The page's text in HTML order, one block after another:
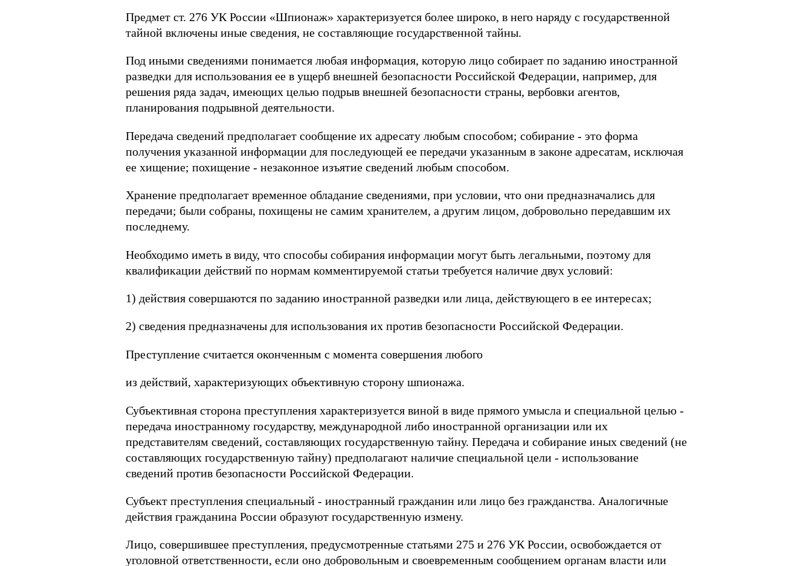
Предмет ст. 276 УК России «Шпионаж» характеризуется более широко, в него наряду с государственной
тайной включены иные сведения, не составляющие государственной тайны.
Под иными сведениями понимается любая информация, которую лицо собирает по заданию иностранной
разведки для использования ее в ущерб внешней безопасности Российской Федерации, например, для
решения ряда задач, имеющих целью подрыв внешней безопасности страны, вербовки агентов,
планирования подрывной деятельности.
Передача сведений предполагает сообщение их адресату любым способом; собирание - это форма
получения указанной информации для последующей ее передачи указанным в законе адресатам, исключая
ее хищение; похищение - незаконное изъятие сведений любым способом.
Хранение предполагает временное обладание сведениями, при условии, что они предназначались для
передачи; были собраны, похищены не самим хранителем, а другим лицом, добровольно передавшим их
последнему.
Необходимо иметь в виду, что способы собирания информации могут быть легальными, поэтому для
квалификации действий по нормам комментируемой статьи требуется наличие двух условий:
1) действия совершаются по заданию иностранной разведки или лица, действующего в ее интересах;
2) сведения предназначены для использования их против безопасности Российской Федерации.
Преступление считается оконченным с момента совершения любого
из действий, характеризующих объективную сторону шпионажа.
Субъективная сторона преступления характеризуется виной в виде прямого умысла и специальной целью -
передача иностранному государству, международной либо иностранной организации или их
представителям сведений, составляющих государственную тайну. Передача и собирание иных сведений (не
составляющих государственную тайну) предполагают наличие специальной цели - использование
сведений против безопасности Российской Федерации.
Субъект преступления специальный - иностранный гражданин или лицо без гражданства. Аналогичные
действия гражданина России образуют государственную измену.
Лицо, совершившее преступления, предусмотренные статьями 275 и 276 УК России, освобождается от
уголовной ответственности, если оно добровольным и своевременным сообщением органам власти или